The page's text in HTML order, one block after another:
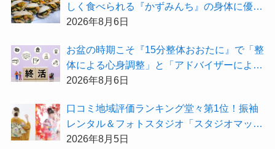
しく食べられる『かずみんち』の身体に優し
い天然酵母手作り減塩パンを召し上がれ♪
2026年8月6日
お盆の時期こそ『15分整体おおたに』で「整
体による心身調整」と「アドバイザーによる
身辺整理の準備」をしてみませんか？
2026年8月6日
⼝コミ地域評価ランキング堂々第1位！振袖
レンタル＆フォトスタジオ「スタジオマック
ス」がお得な『2026年8月限定キャンペー
2026年8月5日